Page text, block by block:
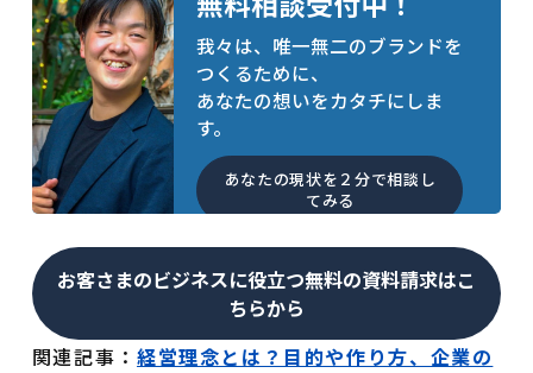
我々は、唯一無二のブランドを
つくるために、
あなたの想いをカタチにしま
す。
あなたの現状を２分で相談し
てみる
お客さまのビジネスに役立つ無料の資料請求はこ
ちらから
関連記事： 経営理念とは？目的や作り方、企業の